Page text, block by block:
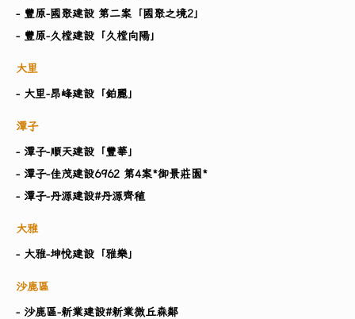
- 豐原-國聚建設 第二案「國聚之境2」
- 豐原-久樘建設「久樘向陽」
大里
- 大里-昂峰建設「鉑麗」
潭子
- 潭子-順天建設「豐華」
- 潭子-佳茂建設6962 第4案*御景莊園*
- 潭子-丹源建設#丹源齊稙
大雅
- 大雅-坤悅建設「雅樂」
沙鹿區
- 沙鹿區-新業建設#新業微丘森鄰